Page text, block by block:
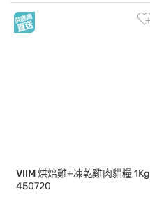
VIIM烘焙雞+凍乾雞肉貓糧 1Kg
450720